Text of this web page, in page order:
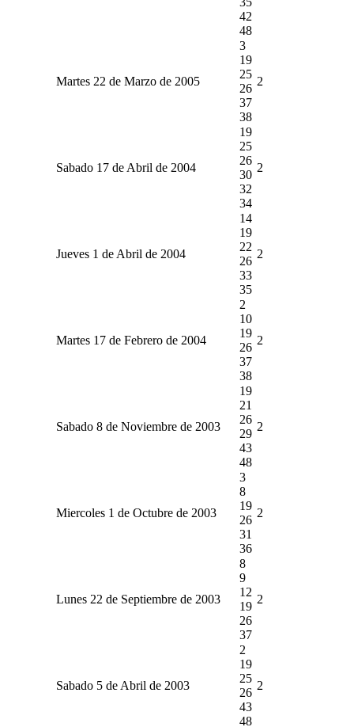
42
48
Martes 22 de Marzo de 2005
3
19
25
26
37
38
2
Sabado 17 de Abril de 2004
19
25
26
30
32
34
2
Jueves 1 de Abril de 2004
14
19
22
26
33
35
2
Martes 17 de Febrero de 2004
2
10
19
26
37
38
2
Sabado 8 de Noviembre de 2003
19
21
26
29
43
48
2
Miercoles 1 de Octubre de 2003
3
8
19
26
31
36
2
Lunes 22 de Septiembre de 2003
8
9
12
19
26
37
2
Sabado 5 de Abril de 2003
2
19
25
26
43
48
2